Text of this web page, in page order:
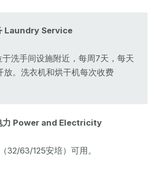
Laundry Service
于洗手间设施附近，每周7天，每天
放。洗衣机和烘干机每次收费
力 Power and Electricity
32/63/125安培）可用。